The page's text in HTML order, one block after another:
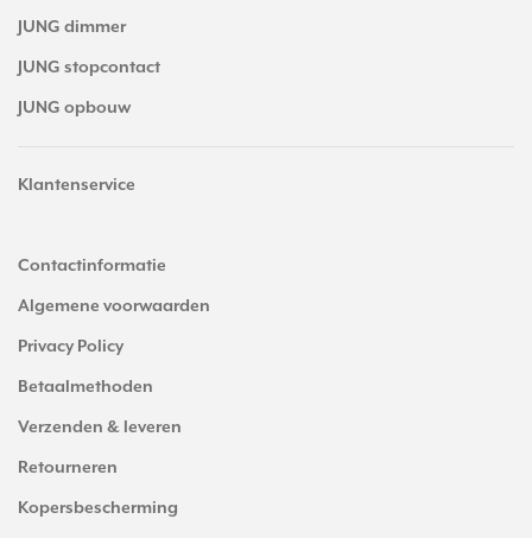
JUNG dimmer
JUNG stopcontact
JUNG opbouw
Klantenservice
Contactinformatie
Algemene voorwaarden
Privacy Policy
Betaalmethoden
Verzenden & leveren
Retourneren
Kopersbescherming